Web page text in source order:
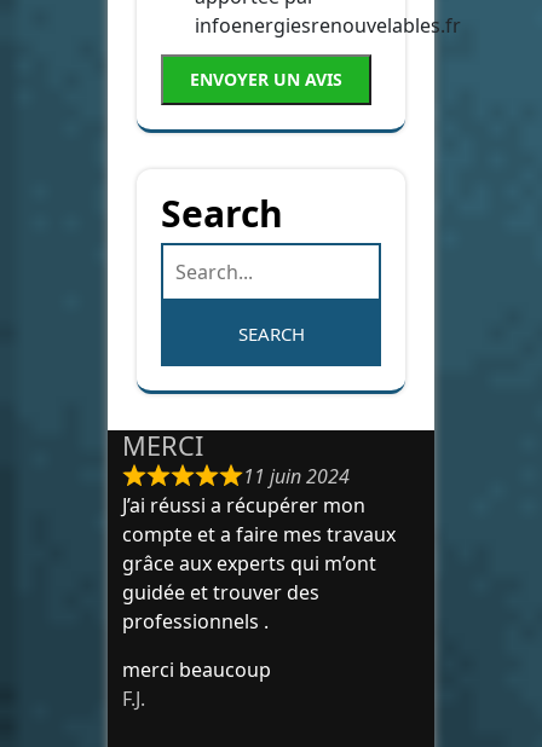
infoenergiesrenouvelables.fr
ENVOYER UN AVIS
Search
MERCI
11 juin 2024
J’ai réussi a récupérer mon
compte et a faire mes travaux
grâce aux experts qui m’ont
guidée et trouver des
professionnels .
merci beaucoup
F.J.